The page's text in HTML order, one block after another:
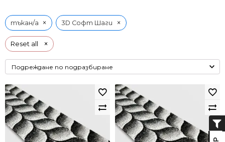
Reset all ×
тъкан/а × 3D Софт Шаги ×